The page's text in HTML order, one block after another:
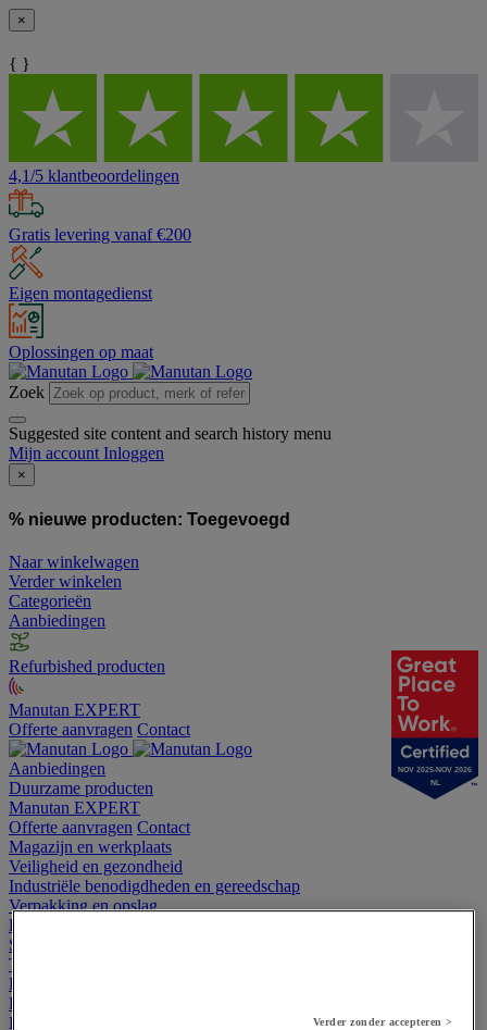
×
{ }
4,1/5 klantbeoordelingen
Gratis levering vanaf €200
Eigen montagedienst
Oplossingen op maat
Zoek
Suggested site content and search history menu
Mijn account Inloggen
×
% nieuwe producten: Toegevoegd
Naar winkelwagen
Verder winkelen
Categorieën
Aanbiedingen
Refurbished producten
Manutan EXPERT
Offerte aanvragen Contact
Aanbiedingen
Duurzame producten
Manutan EXPERT
Offerte aanvragen Contact
Magazijn en werkplaats
Veiligheid en gezondheid
Industriële benodigdheden en gereedschap
Verpakking en opslag
Hygiëne
Sport en vrije tijd
Terrein
Kantoor
Horeca
Buitenmeubilair
NOV 2025-NOV 2026
NL
Verder zonder accepteren >